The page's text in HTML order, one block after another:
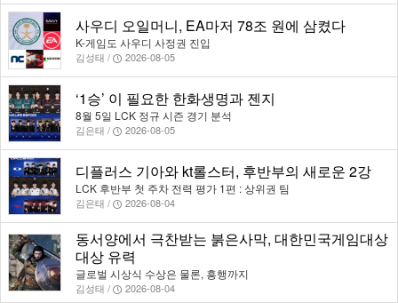
사우디 오일머니, EA마저 78조 원에 삼켰다
K-게임도 사우디 사정권 진입
김성태 / 2026-08-05
‘1승’ 이 필요한 한화생명과 젠지
8월 5일 LCK 정규 시즌 경기 분석
김은태 / 2026-08-05
디플러스 기아와 kt롤스터, 후반부의 새로운 2강
LCK 후반부 첫 주차 전력 평가 1편 : 상위권 팀
김은태 / 2026-08-04
동서양에서 극찬받는 붉은사막, 대한민국게임대상
대상 유력
글로벌 시상식 수상은 물론, 흥행까지
김성태 / 2026-08-04